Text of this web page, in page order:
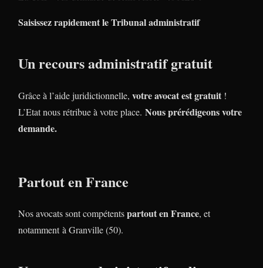
Saisissez rapidement le Tribunal administratif
Un recours administratif gratuit
Grâce à l’aide juridictionnelle, votre avocat est gratuit !
L’Etat nous rétribue à votre place. Nous prérédigeons votre
demande.
Partout en France
Nos avocats sont compétentspartout en France, et
notamment à Granville (50).